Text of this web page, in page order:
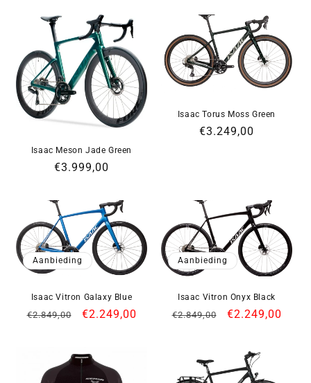
Isaac Meson Jade Green
Normale
€3.999,00
Isaac Torus Moss Green
Normale
€3.249,00
Aanbieding
Isaac Vitron Galaxy Blue
Normale
€2.849,00 Aanbiedingsprijs
€2.249,00
Aanbieding
Isaac Vitron Onyx Black
Normale
€2.849,00 €2.249,00